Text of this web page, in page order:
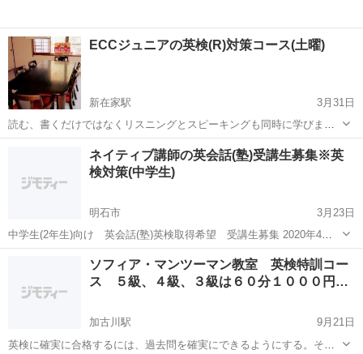
ECCジュニアの英検(R)対策コース(土曜)
新在家駅
3月31日
読む、書くだけではなくリスニングとスピーキングも同時に学びま
す。 音声ペンを使っての自学自習形式。 学習する習慣、集中力も身に
付きます。 量をこなして英検合格まで導きます。 中学生になる前の準
備としても！ 英検(R)取得して...
新在家駅 英検 小学生
ネイティブ講師の英会話(塾)受講生募集※英
検対策(中学生)
明石市
3月23日
中学生(2年生)向け 英会話(塾)英検取得希望 受講生募集 2020年4月
から中学2年生になる方で、中学のうちに英検取得を希望する方 一緒
に、ネイティブ講師のレッスンを受けませんか？ 現在、毎週水曜日19
時15...
英検 レッスン
ソフィア・マンツーマン教室 英検特訓コー
ス ５級、４級、３級は６０分１０００円…
加古川駅
9月21日
英検に確実に合格するには、過去問を確実にできるようにする。それ